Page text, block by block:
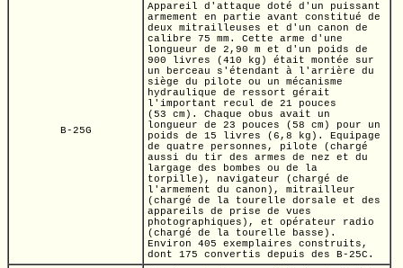
B-25G
Appareil d'attaque doté d'un puissant
armement en partie avant constitué de
deux mitrailleuses et d'un canon de
calibre 75 mm.
Cette arme d'une
longueur de 2,90 m et d'un poids de
900 livres
(410 kg)
était montée sur
un berceau s'étendant à l'arrière du
siège du pilote ou un mécanisme
hydraulique de ressort gérait
l'important recul de 21 pouces
(53 cm).
Chaque obus avait un
longueur de 23 pouces (58 cm)
pour un
poids de 15 livres (6,8 kg).
Equipage
de quatre personnes, pilote (chargé
aussi du tir des armes de nez et du
largage des bombes ou de la
torpille), navigateur (chargé de
l'armement du canon), mitrailleur
(chargé de la tourelle dorsale et des
appareils de prise de vues
photographiques), et opérateur radio
(chargé de la tourelle basse).
Environ 405 exemplaires construits,
dont 175 convertis depuis des B-25C.